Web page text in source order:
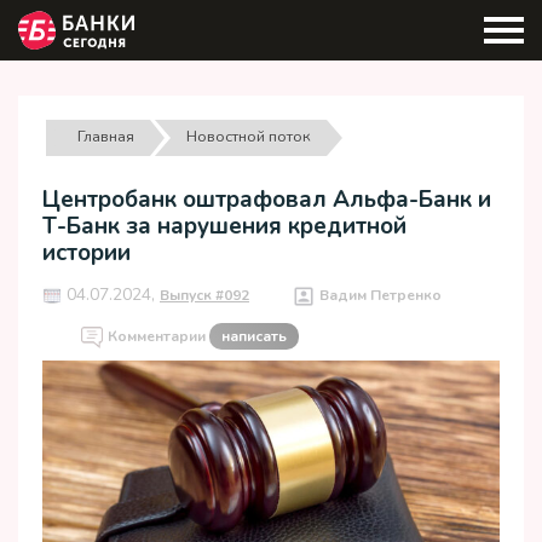
Главная Новостной поток
Центробанк оштрафовал Альфа-Банк и
Т-Банк за нарушения кредитной
истории
04.07.2024, Выпуск #092 Вадим Петренко
Комментарии написать